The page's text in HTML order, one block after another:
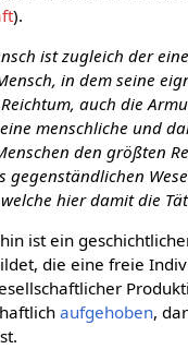
).
ist zugleich der
in dem seine
auch die
menschliche und
den größten
gegenständlichen
hier damit die
ist ein
die eine freie
aufgehoben,